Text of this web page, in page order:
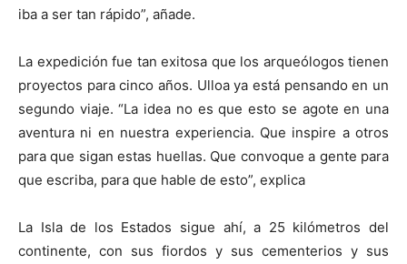
iba a ser tan rápido”, añade.
La expedición fue tan exitosa que los arqueólogos tienen
proyectos para cinco años. Ulloa ya está pensando en un
segundo viaje. “La idea no es que esto se agote en una
aventura ni en nuestra experiencia. Que inspire a otros
para que sigan estas huellas. Que convoque a gente para
que escriba, para que hable de esto”, explica
La Isla de los Estados sigue ahí, a 25 kilómetros del
continente, con sus fiordos y sus cementerios y sus